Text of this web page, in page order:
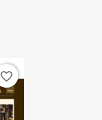
favorite_border